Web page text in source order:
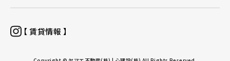
【 賃貸情報 】